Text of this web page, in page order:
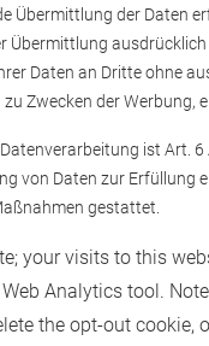
Übermittlung der Daten
Übermittlung
Daten an Dritte ohne
Zwecken der Werbung,
ist Art. 6
von Daten zur Erfüllung
gestattet.
your visits to this
Analytics tool.
the opt-out cookie,